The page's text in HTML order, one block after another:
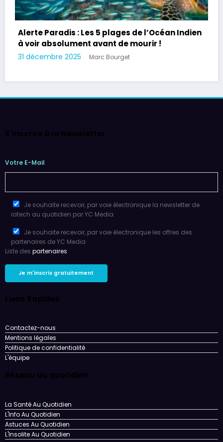
Alerte Paradis : Les 5 plages de l’Océan Indien
à voir absolument avant de mourir !
31 décembre 2025 Marc Bourget
S'Inscrire à la Newsletter
Votre E-Mail
Je souhaite recevoir, par voie électronique la newsletter de
iatech au quotidien par YC Media.
Je souhaite recevoir, par voie électronique les offres des
partenaires de YC Media
Liste des partenaires
Liens Rapides
Contactez-nous
Mentions légales
Politique de confidentialité
L'équipe
Réseau au quotidien
La Santé Au Quotidien
L'Info Au Quotidien
Astuces Au Quotidien
L'Insolite Au Quotidien